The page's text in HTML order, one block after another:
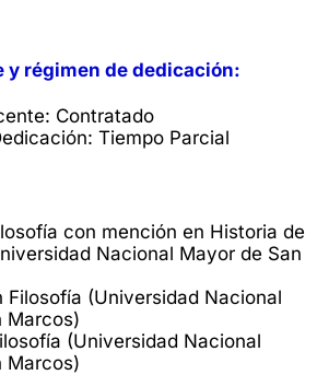
y régimen de dedicación:
Contratado
Tiempo Parcial
con mención en Historia de
Nacional Mayor de San
Filosofía (Universidad Nacional
Marcos)
(Universidad Nacional
Marcos)